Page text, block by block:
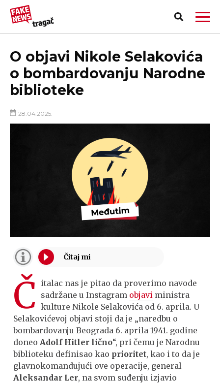
PRIJAVI LAŽNU VEST!
O objavi Nikole Selakovića
o bombardovanju Narodne
biblioteke
28.04.2025.
Č
italac nas je pitao da proverimo navode
sadržane u Instagram objavi ministra
kulture Nikole Selakovića od 6. aprila. U
Selakovićevoj objavi stoji da je „naredbu o
bombardovanju Beograda 6. aprila 1941. godine
doneoAdolf Hitler lično“, pri čemu je Narodnu
biblioteku definisao kao prioritet, kao i to da je
glavnokomandujući ove operacije, general
Aleksandar Ler, na svom suđenju izjavio